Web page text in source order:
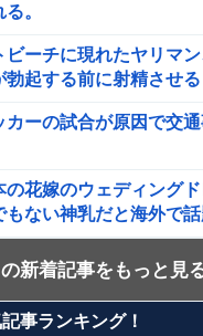
た浴衣女子がエ□過ぎ…
エ□画像
現れたヤリマン、フ●ラ
させるｗｗｗ
被災地でめちゃくちゃ働
るインド人、ライフルの
動画あり）
共産党市議７８歳のじ
当て逃げ他
。
ビーチに現れたヤリマ
勃起する前に射精させ
カーの試合が原因で交
の花嫁のウェディング
もない神乳だと海外で
ラーさん、地上波番組で
画像あり）
Ninja乗りさん、後方
新着記事をもっと見
事ランキング！